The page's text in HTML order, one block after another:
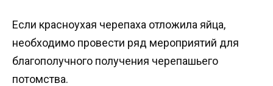
Если красноухая черепаха отложила яйца,
необходимо провести ряд мероприятий для
благополучного получения черепашьего
потомства.